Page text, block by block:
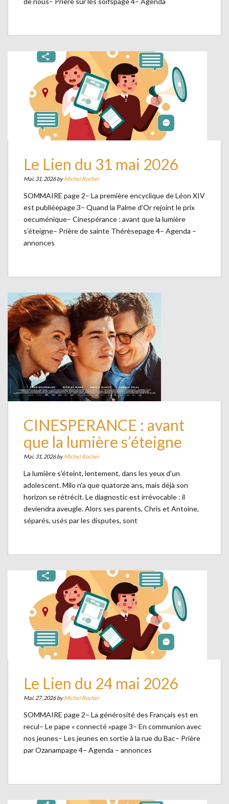
Le Lien du 31 mai 2026
Mai. 31, 2026 byMichel Rocher
SOMMAIRE page 2– La première encyclique de Léon XIV
est publiéepage 3– Quand la Palme d’Or rejoint le prix
oecuménique– Cinespérance : avant que la lumière
s’éteigne– Prière de sainte Thérèsepage 4– Agenda –
annonces
CINESPERANCE : avant
que la lumière s’éteigne
Mai. 31, 2026 byMichel Rocher
La lumière s’éteint, lentement, dans les yeux d’un
adolescent. Milo n’a que quatorze ans, mais déjà son
horizon se rétrécit. Le diagnostic est irrévocable : il
deviendra aveugle. Alors ses parents, Chris et Antoine,
séparés, usés par les disputes, sont
Le Lien du 24 mai 2026
Mai. 27, 2026 byMichel Rocher
SOMMAIRE page 2– La générosité des Français est en
recul– Le pape « connecté »page 3– En communion avec
nos jeunes– Les jeunes en sortie à la rue du Bac– Prière
par Ozanampage 4– Agenda – annonces